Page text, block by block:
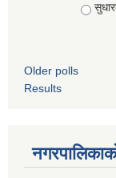
Older polls
Results